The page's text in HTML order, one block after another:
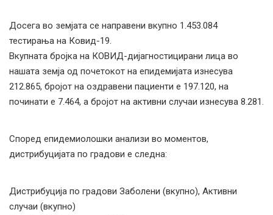
Досега во земјата се направени вкупно 1.453.084
тестирања на Ковид-19.
Вкупната бројка на КОВИД-дијагностицирани лица во
нашата земја од почетокот на епидемијата изнесува
212.865, бројот на оздравени пациенти е 197.120, на
починати е 7.464, а бројот на активни случаи изнесува 8.281.
Според епидемиолошки анализи во моментов,
дистрибуцијата по градови е следна:
Дистрибуција по градови Заболени (вкупно), Активни
случаи (вкупно)